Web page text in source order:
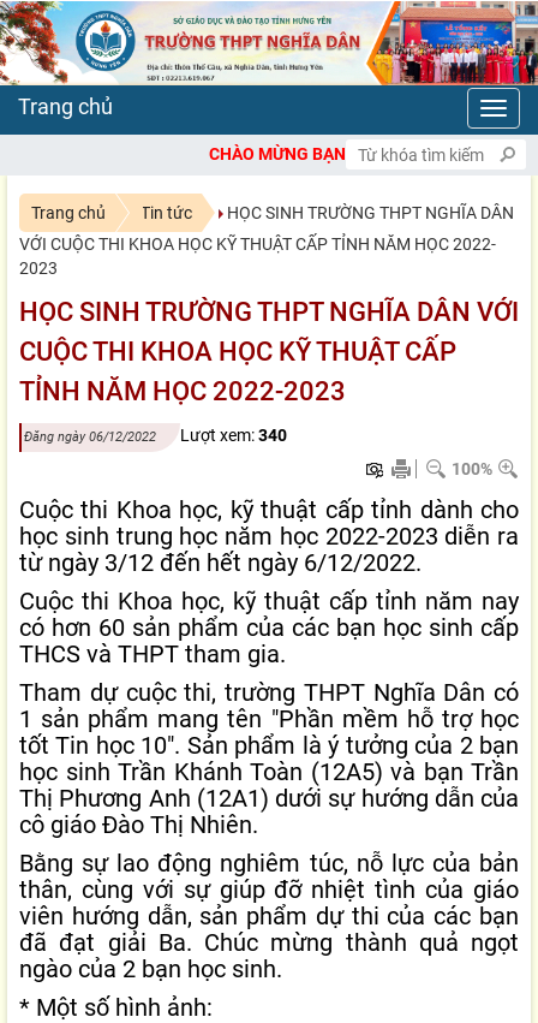
CHÀO MỪNG BẠN ĐẾN VỚI CỔNG THÔNG TIN ĐIỆN TỬ
Trang chủ Tin tức
HỌC SINH TRƯỜNG THPT NGHĨA DÂN
VỚI CUỘC THI KHOA HỌC KỸ THUẬT CẤP TỈNH NĂM HỌC 2022-
2023
HỌC SINH TRƯỜNG THPT NGHĨA DÂN VỚI
CUỘC THI KHOA HỌC KỸ THUẬT CẤP
TỈNH NĂM HỌC 2022-2023
Đăng ngày 06/12/2022 Lượt xem:340
100%
Cuộc thi Khoa học, kỹ thuật cấp tỉnh dành cho
học sinh trung học năm học 2022-2023 diễn ra
từ ngày 3/12 đến hết ngày 6/12/2022.
Cuộc thi Khoa học, kỹ thuật cấp tỉnh năm nay
có hơn 60 sản phẩm của các bạn học sinh cấp
THCS và THPT tham gia.
Tham dự cuộc thi, trường THPT Nghĩa Dân có
1 sản phẩm mang tên "Phần mềm hỗ trợ học
tốt Tin học 10". Sản phẩm là ý tưởng của 2 bạn
học sinh Trần Khánh Toàn (12A5) và bạn Trần
Thị Phương Anh (12A1) dưới sự hướng dẫn của
cô giáo Đào Thị Nhiên.
Bằng sự lao động nghiêm túc, nỗ lực của bản
thân, cùng với sự giúp đỡ nhiệt tình của giáo
viên hướng dẫn, sản phẩm dự thi của các bạn
đã đạt giải Ba. Chúc mừng thành quả ngọt
ngào của 2 bạn học sinh.
* Một số hình ảnh: